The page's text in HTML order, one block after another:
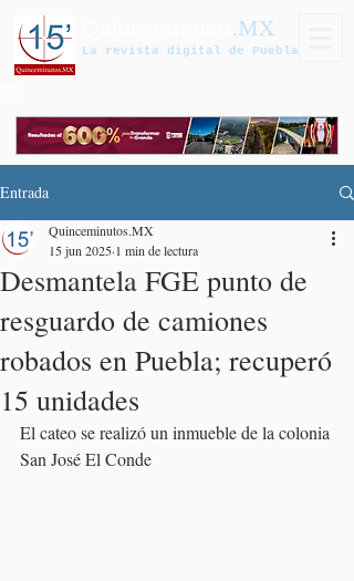
.MX
La revista digital de Puebla
Entrada
Desmantela FGE punto de
resguardo de camiones
robados en Puebla; recuperó
15 unidades
Quinceminutos.MX
15 jun 2025 1 min de lectura
El cateo se realizó un inmueble de la colonia
San José El Conde